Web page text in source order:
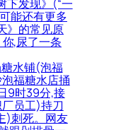
下发现》(“一
能还有更多
》的常见原
,尿了一条
水铺(泡福
福糖水店捅
9时39分,接
员工)持刀
)刺死。网友